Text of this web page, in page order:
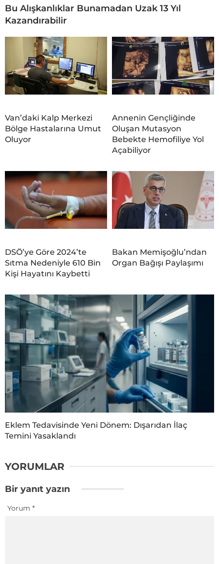
Bu Alışkanlıklar Bunamadan Uzak 13 Yıl
Kazandırabilir
Van’daki Kalp Merkezi
Bölge Hastalarına Umut
Oluyor
Annenin Gençliğinde
Oluşan Mutasyon
Bebekte Hemofiliye Yol
Açabiliyor
DSÖ’ye Göre 2024’te
Sıtma Nedeniyle 610 Bin
Kişi Hayatını Kaybetti
Bakan Memişoğlu’ndan
Organ Bağışı Paylaşımı
Eklem Tedavisinde Yeni Dönem: Dışarıdan İlaç
Temini Yasaklandı
YORUMLAR
Bir yanıt yazın
Yorum *